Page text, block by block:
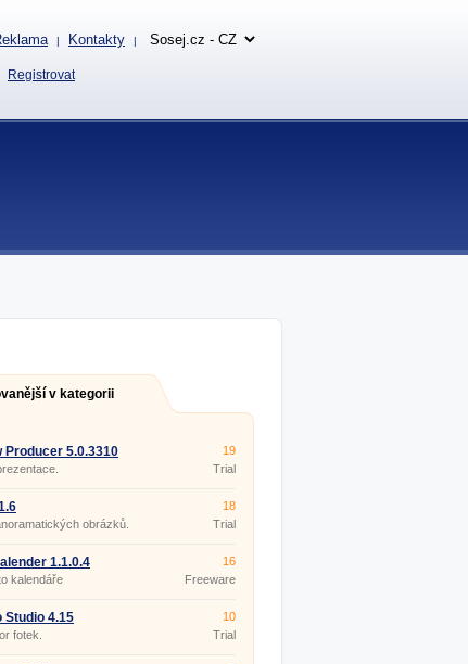
v kategorii
Producer 5.0.3310
19
Trial
obrázků.
18
Trial
1.1.0.4
kalendáře
16
Freeware
Studio 4.15
fotek.
10
Trial
| Kontakty |
Registrovat